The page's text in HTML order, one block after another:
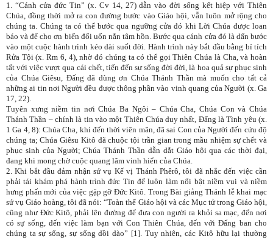
1. “Cánh cửa đức Tin” (x. Cv 14, 27) dẫn vào đời sống kết hiệp với Thiên
Chúa, đồng thời mở ra con đường bước vào Giáo hội, vẫn luôn mở rộng cho
chúng ta. Chúng ta có thể bước qua ngưỡng cửa đó khi Lời Chúa được loan
báo và để cho ơn biến đổi uốn nắn tâm hồn. Bước qua cánh cửa đó là dấn bước
vào một cuộc hành trình kéo dài suốt đời. Hành trình này bắt đầu bằng bí tích
Rửa Tội (x. Rm 6, 4), nhờ đó chúng ta có thể gọi Thiên Chúa là Cha, và hoàn
tất với việc vượt qua cái chết, tiến đến sự sống đời đời, là hoa quả sự phục sinh
của Chúa Giêsu, Đấng đã dùng ơn Chúa Thánh Thần mà muốn cho tất cả
những ai tin nơi Người đều được thông phần vào vinh quang của Người (x. Ga
17, 22).
Tuyên xưng niềm tin nơi Chúa Ba Ngôi – Chúa Cha, Chúa Con và Chúa
Thánh Thần – chính là tin vào một Thiên Chúa duy nhất, Đấng là Tình yêu (x.
1 Ga 4, 8): Chúa Cha, khi đến thời viên mãn, đã sai Con của Người đến cứu độ
chúng ta; Chúa Giêsu Kitô đã chuộc tội trần gian trong mầu nhiệm sự chết và
phục sinh của Người; Chúa Thánh Thần dẫn dắt Giáo hội qua các thời đại,
đang khi mong chờ cuộc quang lâm vinh hiển của Chúa.
2. Khi bắt đầu đảm nhận sứ vụ Kế vị Thánh Phêrô, tôi đã nhắc đến việc cần
phải tái khám phá hành trình đức Tin để luôn làm nổi bật niềm vui và niềm
hưng phấn mới của việc gặp gỡ Đức Kitô. Trong Bài giảng Thánh lễ khai mạc
sứ vụ Giáo hoàng, tôi đã nói: “Toàn thể Giáo hội và các Mục tử trong Giáo hội,
cũng như Đức Kitô, phải lên đường để đưa con người ra khỏi sa mạc, đến nơi
có sự sống, đến việc làm bạn với Con Thiên Chúa, đến với Đấng ban cho
chúng ta sự sống, sự sống dồi dào” [1]. Tuy nhiên, các Kitô hữu lại thường